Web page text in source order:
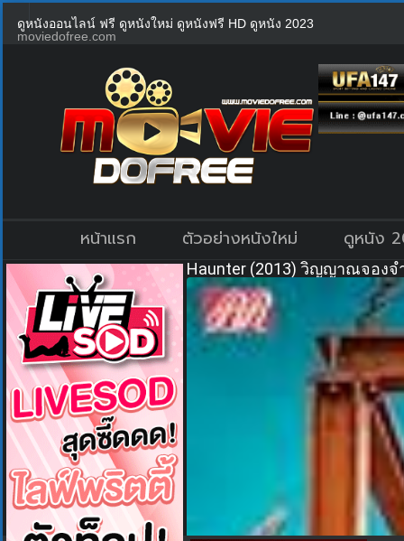
ดูหนังออนไลน์ ฟรี ดูหนังใหม่ ดูหนังฟรี HD ดูหนัง 2023
moviedofree.com
หน้าแรก ตัวอย่างหนังใหม่ ดูหนัง
Haunter (2013) วิญญาณจองจ